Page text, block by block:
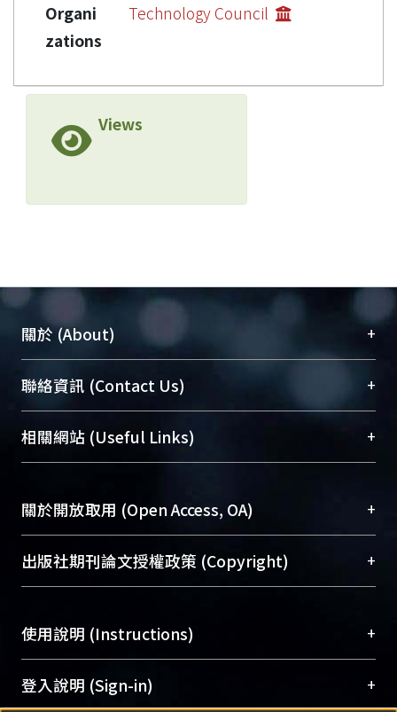
Organi
zations
Technology Council
Views
關於 (About) +
臺大位居世界頂尖大學之列，為永久珍藏及向國際
展現本校豐碩的研究成果及學術能量，圖書館整合
機構典藏（NTUR）與學術庫（AH）不同功能平
台，成為臺大學術典藏NTU scholars。期能整合研
成果。
To permanently archive and promote researcher
profiles and scholarly works, Library integrates the
services of “NTU Repository” with “Academic
聯絡資訊 (Contact Us) +
總館學科館員(Main Library)
醫學圖書館學科館員(Medical Library)
Sciences Library)
相關網站 (Useful Links) +
關於開放取用 (Open Access, OA) +
開放取用是從使用者角度提升資訊取用性的社會運
動，應用在學術研究上是透過將研究著作公開供使
用逐年攀升。同時可加速研究發展、提升研究影響
Archive）平台。 （點選深入了解OA）
出版社期刊論文授權政策 (Copyright) +
含部分內容的版權非匯入者所有，或由第三方贊
助與合作完成，請確認該版權所有者及第三方同
意提供此授權。
Please represent that the submission is your
使用說明 (Instructions) +
網站簡介(Quickstart Guide)
使用手冊(Instruction Manual)
登入說明 (Sign-in) +